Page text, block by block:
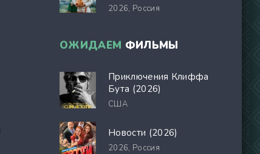
2026, Россия
ОЖИДАЕМ ФИЛЬМЫ
Приключения Клиффа
Бута (2026)
США
Новости (2026)
2026, Россия